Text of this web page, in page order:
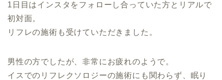
1日目はインスタをフォローし合っていた方とリアルで
初対面。
リフレの施術も受けていただきました。
男性の方でしたが、非常にお疲れのようで。
イスでのリフレクソロジーの施術にも関わらず、眠り